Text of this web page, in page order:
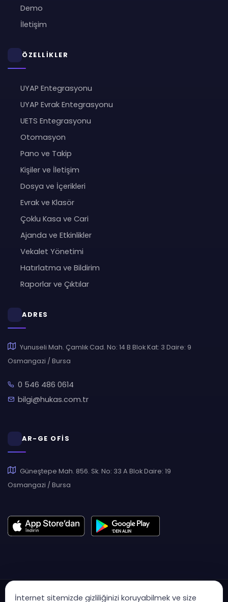
Demo
İletişim
ÖZELLİKLER
UYAP Entegrasyonu
UYAP Evrak Entegrasyonu
UETS Entegrasyonu
Otomasyon
Pano ve Takip
Kişiler ve İletişim
Dosya ve İçerikleri
Evrak ve Klasör
Çoklu Kasa ve Cari
Ajanda ve Etkinlikler
Vekalet Yönetimi
Hatırlatma ve Bildirim
Raporlar ve Çıktılar
ADRES
Yunuseli Mah. Çamlık Cad. No: 14 B Blok Kat: 3 Daire: 9
Osmangazi / Bursa
0 546 486 0614
bilgi@hukas.com.tr
AR-GE OFİS
Güneştepe Mah. 856. Sk. No: 33 A Blok Daire: 19
Osmangazi / Bursa
İnternet sitemizde gizliliğinizi koruyabilmek ve size